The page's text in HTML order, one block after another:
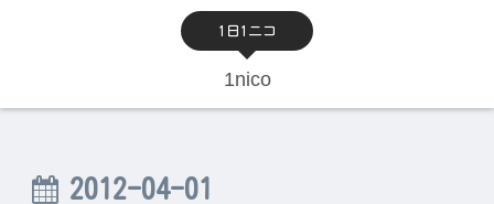
1日1ニコ
1nico
2012-04-01